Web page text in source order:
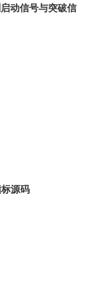
动信号与突破信
源码